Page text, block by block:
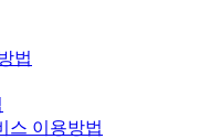
법
스 이용방법